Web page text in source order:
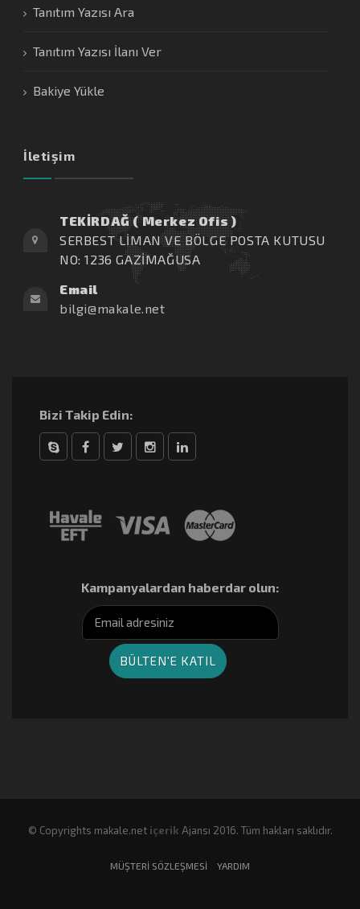
Tanıtım Yazısı Ara
Tanıtım Yazısı İlanı Ver
Bakiye Yükle
İletişim
TEKİRDAĞ ( Merkez Ofis )
SERBEST LİMAN VE BÖLGE POSTA KUTUSU
NO: 1236 GAZİMAĞUSA
Email
bilgi@makale.net
Bizi Takip Edin:
Kampanyalardan haberdar olun:
© Copyrights makale.net içerik Ajansı 2016. Tüm hakları saklıdır.
MÜŞTERI SÖZLEŞMESI YARDIM